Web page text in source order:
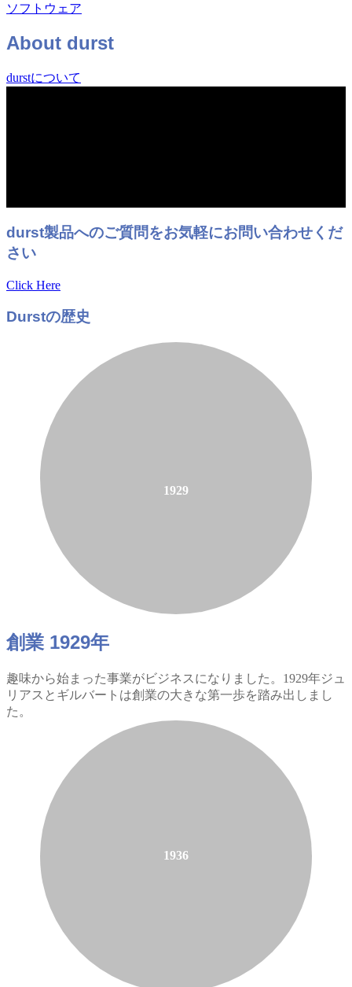
ソフトウェア
About durst
durstについて
durst製品へのご質問をお気軽にお問い合わせくだ
さい
Click Here
Durstの歴史
1929
創業 1929年
趣味から始まった事業がビジネスになりました。1929年ジュ
リアスとギルバートは創業の大きな第一歩を踏み出しまし
た。
1936